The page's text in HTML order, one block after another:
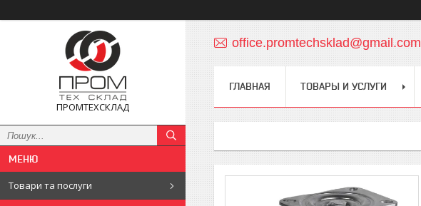
ПРОМТЕХСКЛАД
Товари та послуги
office.promtechsklad@gmail.com
ГЛАВНАЯ ТОВАРЫ И УСЛУГИ